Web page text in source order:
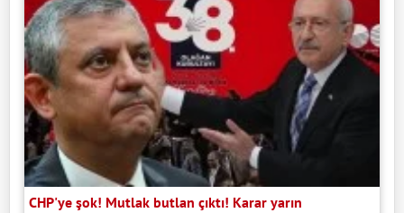
CHP'ye şok! Mutlak butlan çıktı! Karar yarın